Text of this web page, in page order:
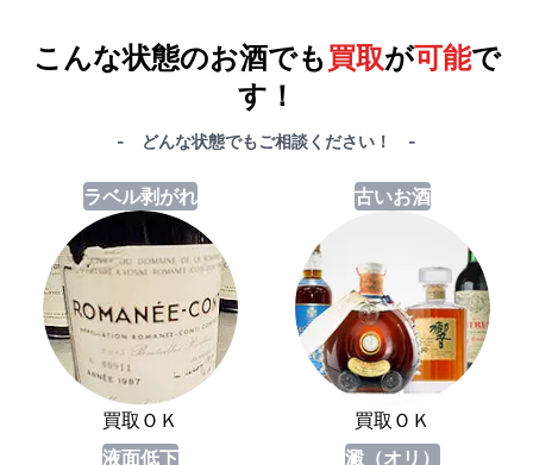
こんな状態のお酒でも買取が可能で
す！
- どんな状態でもご相談ください！ -
ラベル剥がれ
買取ＯＫ
古いお酒
買取ＯＫ
液面低下
澱（オリ）